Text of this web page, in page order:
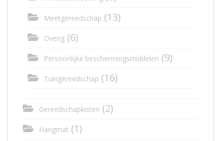
Meetgereedschap (13)
Overig (6)
Persoonlijke beschermingsmiddelen (9)
Tuingereedschap (16)
Gereedschapkisten (2)
Hangmat (1)